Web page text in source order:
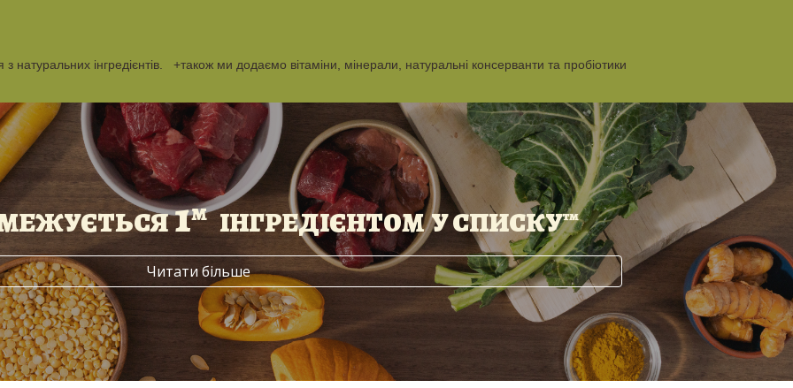
натуральних інгредієнтів. +також ми додаємо вітаміни, мінерали, натуральні консерванти та пробіотики
1м ІНГРЕДІЄНТОМ У СПИСКУ™
Читати більше